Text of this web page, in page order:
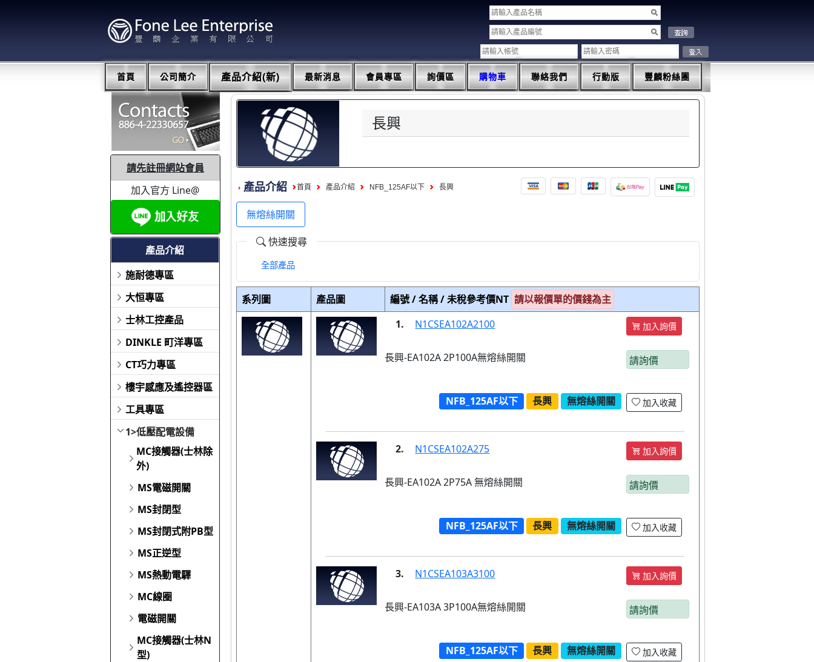
首頁 公司簡介 產品介紹(新) 最新消息 會員專區 詢價區 購物車 聯絡我們 行動版 豐麟粉絲團
請先註冊網站會員
加入官方 Line@
產品介紹
施耐德專區
大恒專區
士林工控產品
DINKLE 町洋專區
CT巧力專區
樓宇感應及遙控器區
工具專區
1>低壓配電設備
MC接觸器(士林除
外)
MS電磁開關
MS封閉型
MS封閉式附PB型
MS正逆型
MS熱動電驛
MC線圈
電磁開關
MC接觸器(士林N
型)
長興
產品介紹 首頁 產品介紹 NFB_125AF以下 長興
無熔絲開關
快速搜尋
全部產品
系列圖 產品圖 編號 / 名稱 / 未稅參考價NT 請以報價單的價錢為主
1.
N1CSEA102A2100 加入詢價
長興-EA102A 2P100A無熔絲開關 請詢價
NFB_125AF以下 長興 無熔絲開關 加入收藏
2. N1CSEA102A275 加入詢價
長興-EA102A 2P75A 無熔絲開關 請詢價
NFB_125AF以下 長興 無熔絲開關 加入收藏
3. N1CSEA103A3100 加入詢價
長興-EA103A 3P100A無熔絲開關 請詢價
NFB_125AF以下 長興 無熔絲開關 加入收藏